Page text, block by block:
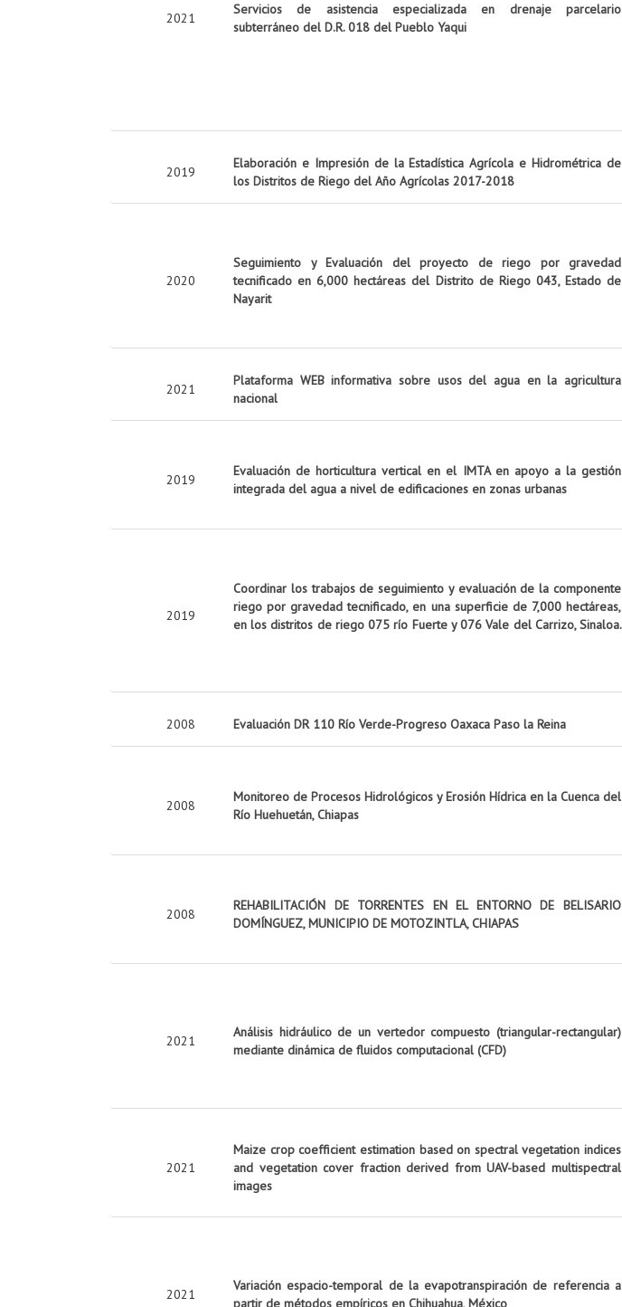
2021
Servicios de asistencia especializada en drenaje parcelario
subterráneo del D.R. 018 del Pueblo Yaqui
2019
Elaboración e Impresión de la Estadística Agrícola e Hidrométrica de
los Distritos de Riego del Año Agrícolas 2017-2018
2020
Seguimiento y Evaluación del proyecto de riego por gravedad
tecnificado en 6,000 hectáreas del Distrito de Riego 043, Estado de
Nayarit
2021
Plataforma WEB informativa sobre usos del agua en la agricultura
nacional
2019
Evaluación de horticultura vertical en el IMTA en apoyo a la gestión
integrada del agua a nivel de edificaciones en zonas urbanas
2019
Coordinar los trabajos de seguimiento y evaluación de la componente
riego por gravedad tecnificado, en una superficie de 7,000 hectáreas,
en los distritos de riego 075 río Fuerte y 076 Vale del Carrizo, Sinaloa.
2008 Evaluación DR 110 Río Verde-Progreso Oaxaca Paso la Reina
2008
Monitoreo de Procesos Hidrológicos y Erosión Hídrica en la Cuenca del
Río Huehuetán, Chiapas
2008
REHABILITACIÓN DE TORRENTES EN EL ENTORNO DE BELISARIO
DOMÍNGUEZ, MUNICIPIO DE MOTOZINTLA, CHIAPAS
2021
Análisis hidráulico de un vertedor compuesto (triangular-rectangular)
mediante dinámica de fluidos computacional (CFD)
2021
Maize crop coefficient estimation based on spectral vegetation indices
and vegetation cover fraction derived from UAV-based multispectral
images
2021
Variación espacio-temporal de la evapotranspiración de referencia a
partir de métodos empíricos en Chihuahua, México